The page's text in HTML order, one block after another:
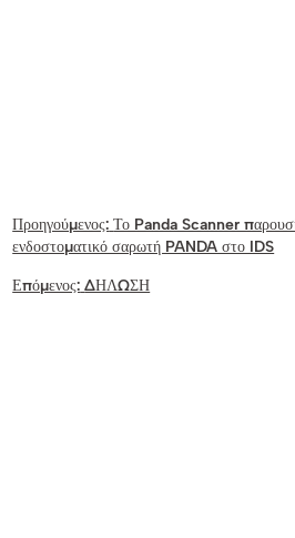
Προηγούμενος: Το Panda Scanner
ενδοστοματικό σαρωτή PANDA στο IDS
Επόμενος: ΔΗΛΩΣΗ